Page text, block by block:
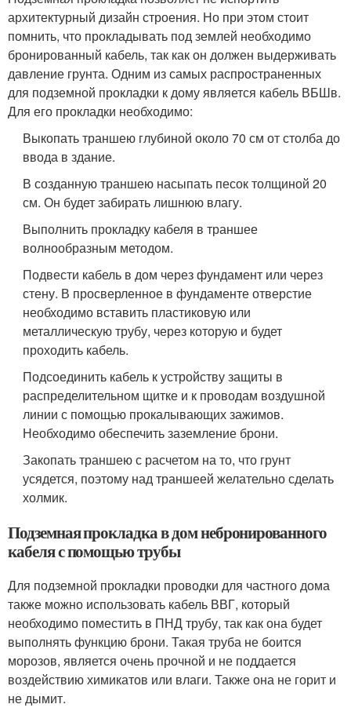
архитектурный дизайн строения. Но при этом стоит
помнить, что прокладывать под землей необходимо
бронированный кабель, так как он должен выдерживать
давление грунта. Одним из самых распространенных
для подземной прокладки к дому является кабель ВБШв.
Для его прокладки необходимо:
Выкопать траншею глубиной около 70 см от столба до
ввода в здание.
В созданную траншею насыпать песок толщиной 20
см. Он будет забирать лишнюю влагу.
Выполнить прокладку кабеля в траншее
волнообразным методом.
Подвести кабель в дом через фундамент или через
стену. В просверленное в фундаменте отверстие
необходимо вставить пластиковую или
металлическую трубу, через которую и будет
проходить кабель.
Подсоединить кабель к устройству защиты в
распределительном щитке и к проводам воздушной
линии с помощью прокалывающих зажимов.
Необходимо обеспечить заземление брони.
Закопать траншею с расчетом на то, что грунт
усядется, поэтому над траншеей желательно сделать
холмик.
Подземная прокладка в дом небронированного
кабеля с помощью трубы
Для подземной прокладки проводки для частного дома
также можно использовать кабель ВВГ, который
необходимо поместить в ПНД трубу, так как она будет
выполнять функцию брони. Такая труба не боится
морозов, является очень прочной и не поддается
воздействию химикатов или влаги. Также она не горит и
не дымит.